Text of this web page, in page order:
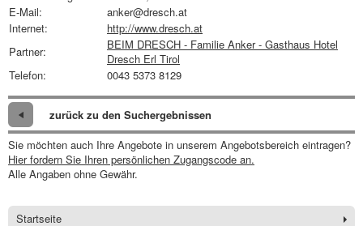
E-Mail:
anker@dresch.at
Internet:
http://www.dresch.at
Partner:
BEIM DRESCH - Familie Anker - Gasthaus Hotel
Dresch Erl Tirol
Telefon:
0043 5373 8129
zurück zu den Suchergebnissen
Sie möchten auch Ihre Angebote in unserem Angebotsbereich eintragen?
Hier fordern Sie Ihren persönlichen Zugangscode an.
Alle Angaben ohne Gewähr.
Startseite